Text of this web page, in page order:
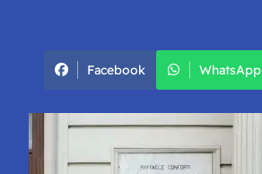
Facebook WhatsApp